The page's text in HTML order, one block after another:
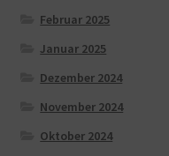
Februar 2025
Januar 2025
Dezember 2024
November 2024
Oktober 2024